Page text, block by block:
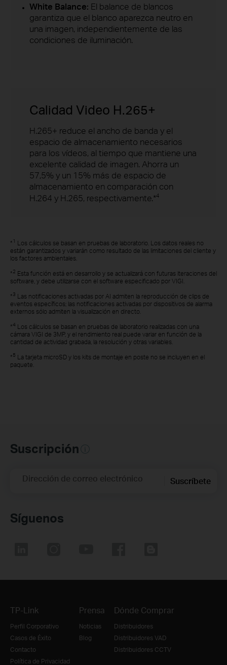
White Balance: El balance de blancos
garantiza que el blanco aparezca neutro en
una imagen, independientemente de las
condiciones de iluminación.
Calidad Video H.265+
H.265+ reduce el ancho de banda y el
espacio de almacenamiento necesarios
para los vídeos, al tiempo que mantiene una
excelente calidad de imagen. Ahorra un
57,5% y un 15% más de espacio de
almacenamiento en comparación con
H.264 y H.265, respectivamente.*4
* 1 Los cálculos se basan en pruebas de laboratorio. Los datos reales no
están garantizados y variarán como resultado de las limitaciones del cliente y
los factores ambientales.
*2 Esta función está en desarrollo y se actualizará con futuras iteraciones del
software, y debe utilizarse con el software especificado por VIGI.
*3 Las notificaciones activadas por AI admiten la reproducción de clips de
eventos específicos; las notificaciones activadas por dispositivos de alarma
externos sólo admiten la visualización en directo.
*4 Los cálculos se basan en pruebas de laboratorio realizadas con una
cámara VIGI de 3MP, y el rendimiento real puede variar en función de la
cantidad de actividad grabada, la resolución y otras variables.
*5 La tarjeta microSD y los kits de montaje en poste no se incluyen en el
paquete.
Suscripción
Dirección de correo electrónico Suscríbete
Síguenos
TP-Link
Perfil Corporativo
Casos de Éxito
Contacto
Política de Privacidad
Prensa
Noticias
Blog
Dónde Comprar
Distribuidores
Distribuidores VAD
Distribuidores CCTV